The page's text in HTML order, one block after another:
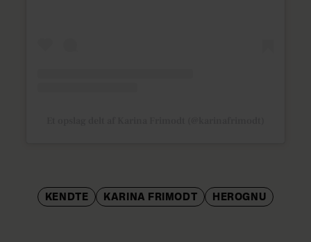
KENDTE KARINA FRIMODT HEROGNU